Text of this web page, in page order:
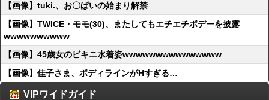
【画像】tuki.、お〇ぱいの始まり解禁
【画像】TWICE・モモ(30)、またしてもエチエチボデーを披露
wwwwwwwwww
【画像】45歳女のビキニ水着姿wwwwwwwwwwwwwww
【画像】佳子さま、ボディラインがHすぎる…
VIPワイドガイド